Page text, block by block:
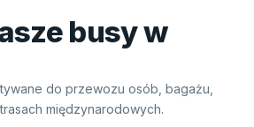
busy w
do przewozu osób, bagażu,
międzynarodowych.